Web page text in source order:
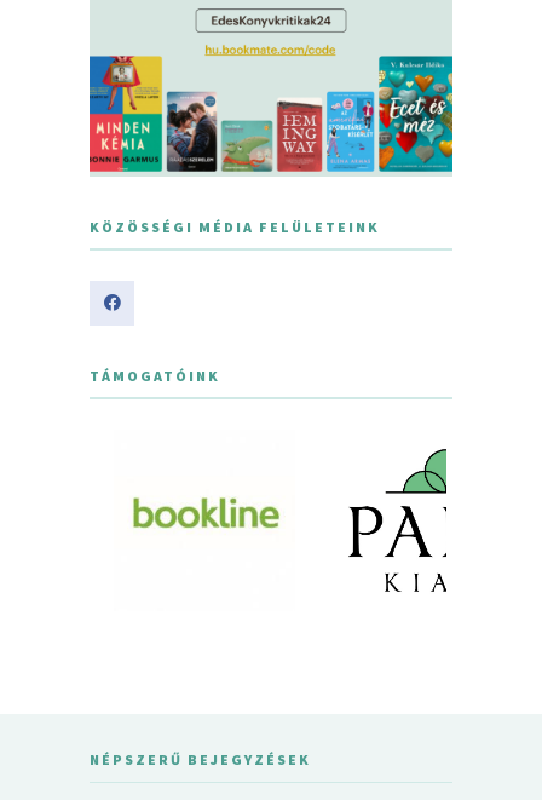
KÖZÖSSÉGI MÉDIA FELÜLETEINK
TÁMOGATÓINK
NÉPSZERŰ BEJEGYZÉSEK